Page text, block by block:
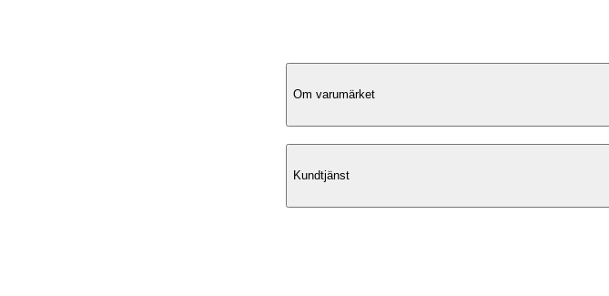
Produktbeskrivning
Elegant Design
Om varumärket
Kundtjänst